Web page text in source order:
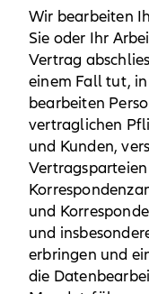
Wir bearbeiten
Sie oder Ihr
Vertrag
einem Fall tut,
bearbeiten
vertraglichen
und Kunden,
und
und
erbringen und
die